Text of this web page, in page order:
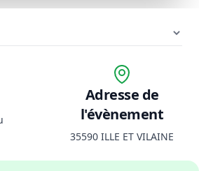
Adresse de
l'évènement
35590 ILLE ET VILAINE